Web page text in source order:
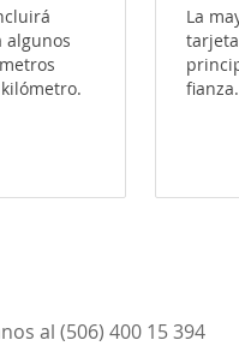
algunos
La
fianza.
al (506) 400 15 394